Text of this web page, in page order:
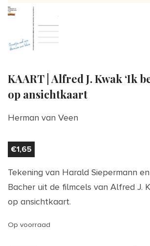
KAART | Alfred J. Kwak ‘Ik
op ansichtkaart
Herman van Veen
€1,65
Tekening van Harald Siepermann
Bacher uit de filmcels van Alfred J.
op ansichtkaart.
Op voorraad